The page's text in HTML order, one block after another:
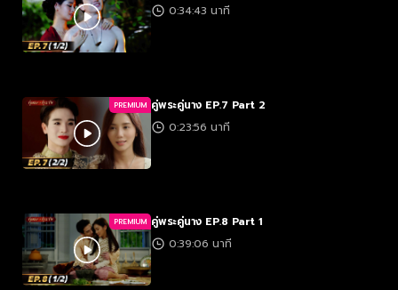
0:34:43 นาที
PREMIUM คู่พระคู่นาง EP.7 Part 2
0:23:56 นาที
PREMIUM คู่พระคู่นาง EP.8 Part 1
0:39:06 นาที